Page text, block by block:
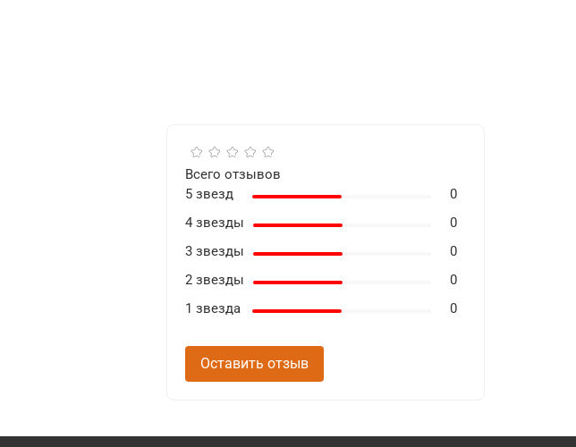
Всего отзывов
5 звезд
0
4 звезды
0
3 звезды
0
2 звезды
0
1 звезда
0
Оставить отзыв